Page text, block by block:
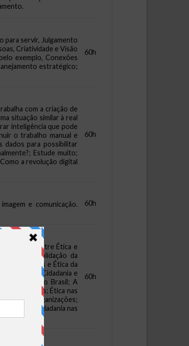
para servir, Julgamento
Criatividade e Visão
exemplo, Conexões
estratégico;
60h
com a criação de
situação similar à real
inteligência que pode
o trabalho manual e
dados para possibilitar
Estude muito;
a revolução digital
60h
e comunicação.
60h
Relação entre Ética e
A Consolidação da
Convicções e Ética da
Histórica; Cidadania e
Cidadania no Brasil; A
Sociais; Ética nas
das Organizações;
Ética e Cidadania nas
60h